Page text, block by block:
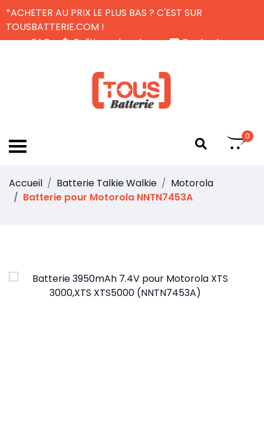
*ACHETER AU PRIX LE PLUS BAS ? C'EST SUR
TOUSBATTERIE.COM !
FAQ
Politique de retour
Contactez-nous
0
Accueil Batterie Talkie Walkie
Motorola
Batterie pour Motorola NNTN7453A